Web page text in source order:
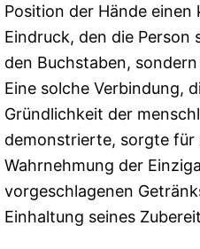
Position der Hände
Eindruck, den die
den Buchstaben,
Eine solche Verbindung,
Gründlichkeit der
demonstrierte, sorgte für
Wahrnehmung der
vorgeschlagenen
Einhaltung seines